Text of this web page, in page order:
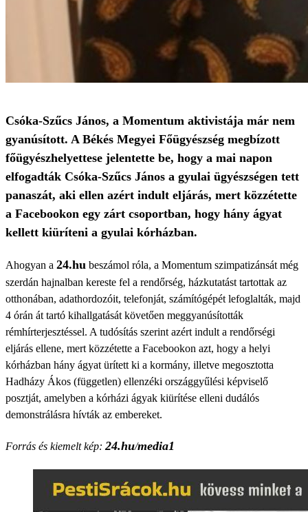
Csóka-Szűcs János, a Momentum aktivistája már nem
gyanúsított. A Békés Megyei Főügyészség megbízott
főügyészhelyettese jelentette be, hogy a mai napon
elfogadták Csóka-Szűcs János a gyulai ügyészségen tett
panaszát, aki ellen azért indult eljárás, mert közzétette
a Facebookon egy zárt csoportban, hogy hány ágyat
kellett kiüríteni a gyulai kórházban.
Ahogyan a 24.hu beszámol róla, a Momentum szimpatizánsát még
szerdán hajnalban kereste fel a rendőrség, házkutatást tartottak az
otthonában, adathordozóit, telefonját, számítógépét lefoglalták, majd
4 órán át tartó kihallgatását követően meggyanúsították
rémhírterjesztéssel. A tudósítás szerint azért indult a rendőrségi
eljárás ellene, mert közzétette a Facebookon azt, hogy a helyi
kórházban hány ágyat ürített ki a kormány, illetve megosztotta
Hadházy Ákos (független) ellenzéki országgyűlési képviselő
posztját, amelyben a kórházi ágyak kiürítése elleni dudálós
demonstrálásra hívták az embereket.
Forrás és kiemelt kép: 24.hu/media1